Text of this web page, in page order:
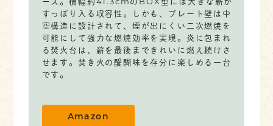
ーズ。横幅約41.3cmのBOX型には大きな薪が
すっぽり入る収容性。しかも、プレート壁は中
空構造に設計されて、煙が出にくい二次燃焼を
可能にして強力な燃焼効率を実現。炎に包まれ
る焚火台は、薪を最後まできれいに燃え続けさ
せます。焚き火の醍醐味を存分に楽しめる一台
です。
Amazon